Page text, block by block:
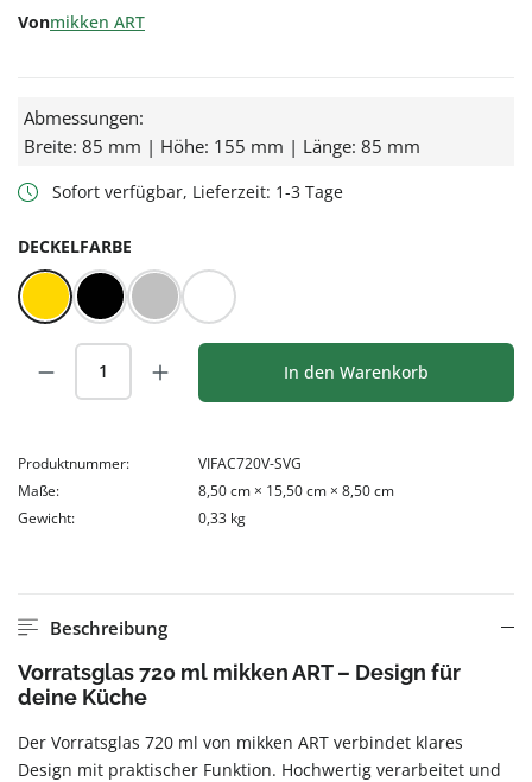
Vonmikken ART
Abmessungen:
Breite: 85 mm | Höhe: 155 mm | Länge: 85 mm
Sofort verfügbar, Lieferzeit: 1-3 Tage
DECKELFARBE
Gold Schwarz Silber Weiß
Produkt Anzahl: Gib den gewünschten
In den Warenkorb
Produktnummer:
VIFAC720V-SVG
Maße:
8,50 cm × 15,50 cm × 8,50 cm
Gewicht:
0,33 kg
Beschreibung
Vorratsglas 720 ml mikken ART – Design für
deine Küche
Der Vorratsglas 720 ml von mikken ART verbindet klares
Design mit praktischer Funktion. Hochwertig verarbeitet und